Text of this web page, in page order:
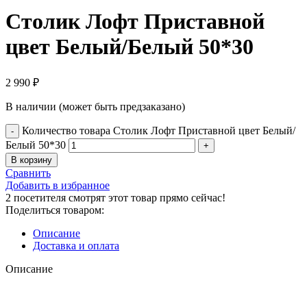
Столик Лофт Приставной
цвет Белый/Белый 50*30
2 990 ₽
В наличии (может быть предзаказано)
Количество товара Столик Лофт Приставной цвет Белый/
Белый 50*30
В корзину
Сравнить
Добавить в избранное
2 посетителя смотрят этот товар прямо сейчас!
Поделиться товаром:
Описание
Доставка и оплата
Описание